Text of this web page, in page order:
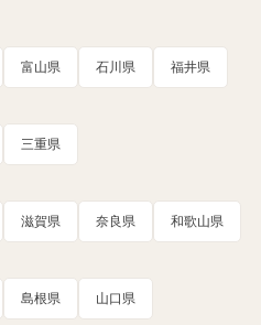
富山県 石川県 福井県
三重県
滋賀県 奈良県 和歌山県
島根県 山口県